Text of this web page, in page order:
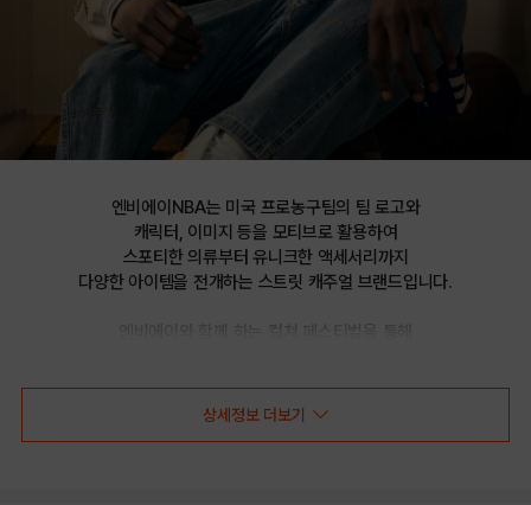
엔비에이NBA는 미국 프로농구팀의 팀 로고와
캐릭터, 이미지 등을 모티브로 활용하여
스포티한 의류부터 유니크한 액세서리까지
다양한 아이템을 전개하는 스트릿 캐주얼 브랜드입니다.
상세정보 더보기